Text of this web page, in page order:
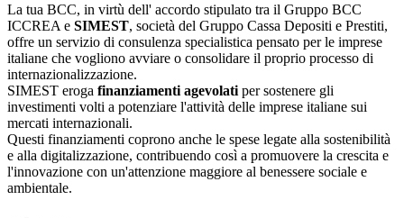
La tua BCC, in virtù dell' accordo stipulato tra il Gruppo BCC
ICCREA e SIMEST, società del Gruppo Cassa Depositi e Prestiti,
offre un servizio di consulenza specialistica pensato per le imprese
italiane che vogliono avviare o consolidare il proprio processo di
internazionalizzazione.
SIMEST eroga finanziamenti agevolati per sostenere gli
investimenti volti a potenziare l'attività delle imprese italiane sui
mercati internazionali.
Questi finanziamenti coprono anche le spese legate alla sostenibilità
e alla digitalizzazione, contribuendo così a promuovere la crescita e
l'innovazione con un'attenzione maggiore al benessere sociale e
ambientale.